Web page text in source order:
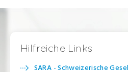
Hilfreiche Links
SARA - Schweizerische